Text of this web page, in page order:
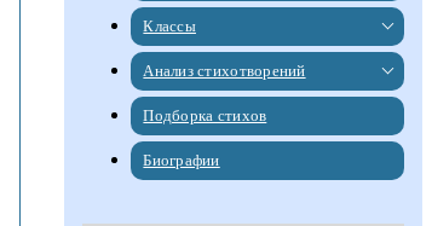
Классы
Анализ стихотворений
Подборка стихов
Биографии